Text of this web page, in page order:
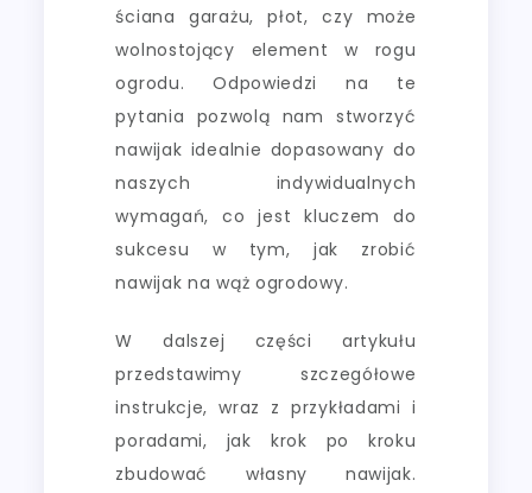
ściana garażu, płot, czy może
wolnostojący element w rogu
ogrodu. Odpowiedzi na te
pytania pozwolą nam stworzyć
nawijak idealnie dopasowany do
naszych indywidualnych
wymagań, co jest kluczem do
sukcesu w tym, jak zrobić
nawijak na wąż ogrodowy.
W dalszej części artykułu
przedstawimy szczegółowe
instrukcje, wraz z przykładami i
poradami, jak krok po kroku
zbudować własny nawijak.